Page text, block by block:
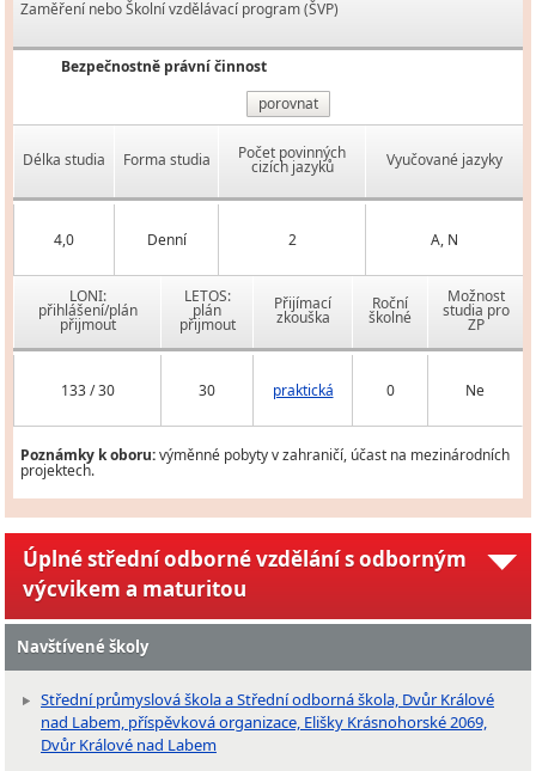
Zaměření nebo Školní vzdělávací program (ŠVP)
Bezpečnostně právní činnost
porovnat
Délka studia Forma studia Počet povinných
cizích jazyků Vyučované jazyky
4,0 Denní 2 A, N
LONI:
přihlášení/plán
přijmout
LETOS:
plán
přijmout
Přijímací
zkouška
Roční
školné
Možnost
studia pro
ZP
133 / 30 30 praktická 0 Ne
Poznámky k oboru:výměnné pobyty v zahraničí, účast na mezinárodních
projektech.
Úplné střední odborné vzdělání s odborným
výcvikem a maturitou
Navštívené školy
Střední průmyslová škola a Střední odborná škola, Dvůr Králové
nad Labem, příspěvková organizace, Elišky Krásnohorské 2069,
Dvůr Králové nad Labem